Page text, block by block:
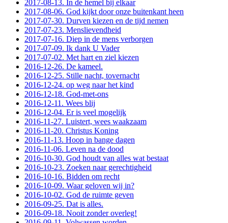
2017-08-13. In de hemel bij elkaar
2017-08-06. God kijkt door onze buitenkant heen
2017-07-30. Durven kiezen en de tijd nemen
2017-07-23. Menslievendheid
2017-07-16. Diep in de mens verborgen
2017-07-09. Ik dank U Vader
2017-07-02. Met hart en ziel kiezen
2016-12-26. De kameel.
2016-12-25. Stille nacht, tovernacht
2016-12-24. op weg naar het kind
2016-12-18. God-met-ons
2016-12-11. Wees blij
2016-12-04. Er is veel mogelijk
2016-11-27. Luistert, wees waakzaam
2016-11-20. Christus Koning
2016-11-13. Hoop in bange dagen
2016-11-06. Leven na de dood
2016-10-30. God houdt van alles wat bestaat
2016-10-23. Zoeken naar gerechtigheid
2016-10-16. Bidden om recht
2016-10-09. Waar geloven wij in?
2016-10-02. God de ruimte geven
2016-09-25. Dat is alles.
2016-09-18. Nooit zonder overleg!